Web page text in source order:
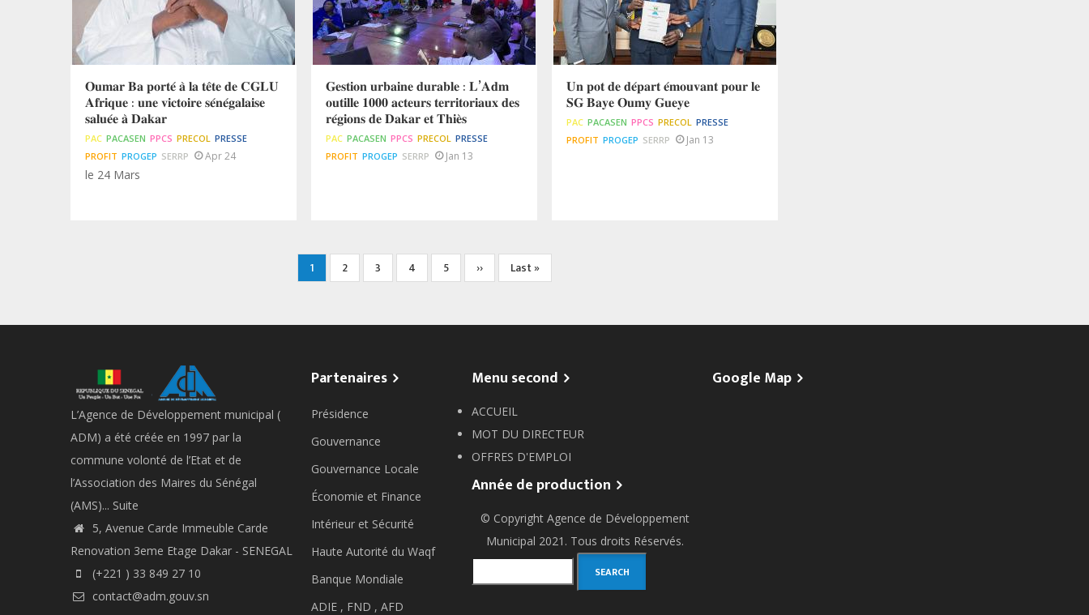
𝐎𝐮𝐦𝐚𝐫 𝐁𝐚 𝐩𝐨𝐫𝐭𝐞́ 𝐚̀ 𝐥𝐚 𝐭𝐞̂𝐭𝐞 𝐝𝐞 𝐂𝐆𝐋𝐔
𝐀𝐟𝐫𝐢𝐪𝐮𝐞 : 𝐮𝐧𝐞 𝐯𝐢𝐜𝐭𝐨𝐢𝐫𝐞 𝐬𝐞́𝐧𝐞́𝐠𝐚𝐥𝐚𝐢𝐬𝐞
𝐬𝐚𝐥𝐮𝐞́𝐞 𝐚̀ 𝐃𝐚𝐤𝐚𝐫
PAC PACASEN PPCS PRECOL PRESSE
PROFIT PROGEP SERRP Apr 24
le 24 Mars
𝐆𝐞𝐬𝐭𝐢𝐨𝐧 𝐮𝐫𝐛𝐚𝐢𝐧𝐞 𝐝𝐮𝐫𝐚𝐛𝐥𝐞 : 𝐋’𝐀𝐝𝐦
𝐨𝐮𝐭𝐢𝐥𝐥𝐞 𝟏𝟎𝟎𝟎 𝐚𝐜𝐭𝐞𝐮𝐫𝐬 𝐭𝐞𝐫𝐫𝐢𝐭𝐨𝐫𝐢𝐚𝐮𝐱 𝐝𝐞𝐬
𝐫𝐞́𝐠𝐢𝐨𝐧𝐬 𝐝𝐞 𝐃𝐚𝐤𝐚𝐫 𝐞𝐭 𝐓𝐡𝐢𝐞̀𝐬
PAC PACASEN PPCS PRECOL PRESSE
PROFIT PROGEP SERRP Jan 13
𝐔𝐧 𝐩𝐨𝐭 𝐝𝐞 𝐝𝐞́𝐩𝐚𝐫𝐭 𝐞́𝐦𝐨𝐮𝐯𝐚𝐧𝐭 𝐩𝐨𝐮𝐫 𝐥𝐞
𝐒𝐆 𝐁𝐚𝐲𝐞 𝐎𝐮𝐦𝐲 𝐆𝐮𝐞𝐲𝐞
PAC PACASEN PPCS PRECOL PRESSE
PROFIT PROGEP SERRP Jan 13
Current
page
1 Page
2 Page
3 Page
4 Page
5
Next
page
››
Last
page
Last »
L’Agence de Développement municipal (
ADM) a été créée en 1997 par la
commune volonté de l’Etat et de
l’Association des Maires du Sénégal
(AMS)... Suite
5, Avenue Carde Immeuble Carde
Renovation 3eme Etage Dakar - SENEGAL
(+221 ) 33 849 27 10
contact@adm.gouv.sn
Partenaires
Présidence
Gouvernance
Gouvernance Locale
Économie et Finance
Intérieur et Sécurité
Haute Autorité du Waqf
Banque Mondiale
ADIE , FND , AFD
Menu second
ACCUEIL
MOT DU DIRECTEUR
OFFRES D'EMPLOI
Année de production
© Copyright Agence de Développement
Municipal 2021. Tous droits Réservés.
Google Map